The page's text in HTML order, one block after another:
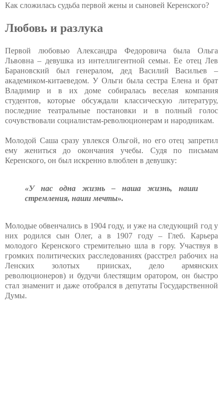
Как сложилась судьба первой жены и сыновей Керенского?
Любовь и разлука
Первой любовью Александра Федоровича была Ольга
Львовна – девушка из интеллигентной семьи. Ее отец Лев
Барановский был генералом, дед Василий Васильев –
академиком-китаеведом. У Ольги была сестра Елена и брат
Владимир и в их доме собиралась веселая компания
студентов, которые обсуждали классическую литературу,
последние театральные постановки и в полный голос
сочувствовали социалистам-революционерам и народникам.
Молодой Саша сразу увлекся Ольгой, но его отец запретил
ему жениться до окончания учебы. Судя по письмам
Керенского, он был искренно влюблен в девушку:
«У нас одна жизнь – наша жизнь, наши
стремления, наши мечты».
Молодые обвенчались в 1904 году, и уже на следующий год у
них родился сын Олег, а в 1907 году – Глеб. Карьера
молодого Керенского стремительно шла в гору. Участвуя в
громких политических расследованиях (расстрел рабочих на
Ленских золотых приисках, дело армянских
революционеров) и будучи блестящим оратором, он быстро
стал знаменит и даже отобрался в депутаты Государственной
Думы.